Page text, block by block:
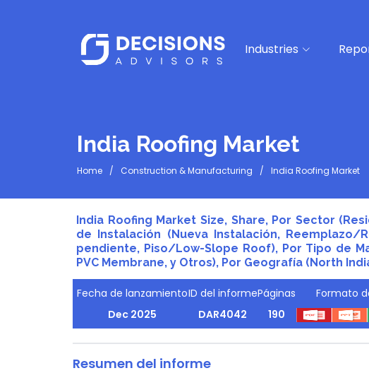
Industries
India Roofing Market
Home Construction & Manufacturing India Roofing Market
India Roofing Market Size, Share, Por Sector
de Instalación (Nueva Instalación, Reemplazo/
pendiente, Piso/Low-Slope Roof), Por Tipo de
PVC Membrane, y Otros), Por Geografía (North
Fecha de lanzamiento
Dec 2025
ID del informe
DAR4042
Páginas
190
Formato
Resumen del informe